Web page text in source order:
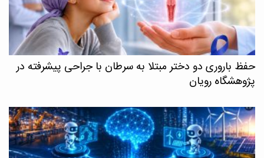
حفظ باروری دو دختر مبتلا به سرطان با جراحی پیشرفته در
پژوهشگاه رویان